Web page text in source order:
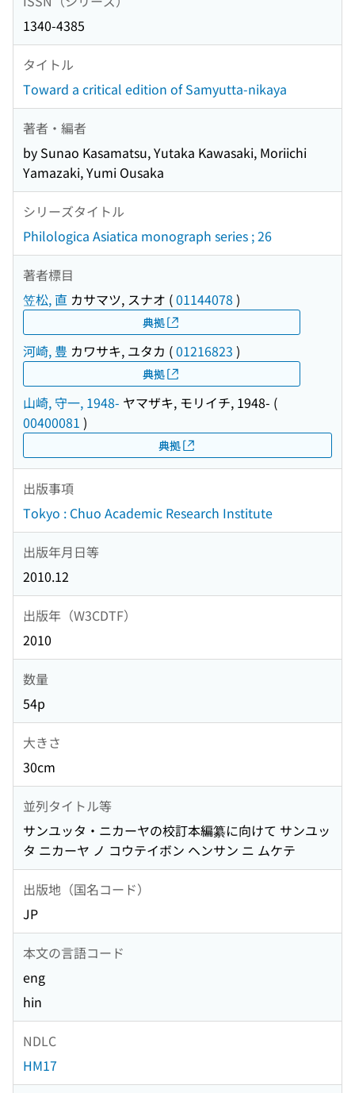
1340-4385
タイトル
Toward a critical edition of Samyutta-nikaya
著者・編者
by Sunao Kasamatsu, Yutaka Kawasaki, Moriichi
Yamazaki, Yumi Ousaka
シリーズタイトル
Philologica Asiatica monograph series ; 26
著者標目
笠松, 直 カサマツ, スナオ (01144078 )
典拠
河崎, 豊 カワサキ, ユタカ (01216823 )
典拠
山崎, 守一, 1948- ヤマザキ, モリイチ, 1948- (
00400081 )
典拠
出版事項
Tokyo : Chuo Academic Research Institute
出版年月日等
2010.12
出版年（W3CDTF）
2010
数量
54p
大きさ
30cm
並列タイトル等
サンユッタ・ニカーヤの校訂本編纂に向けて サンユッ
タ ニカーヤ ノ コウテイボン ヘンサン ニ ムケテ
出版地（国名コード）
JP
本文の言語コード
eng
hin
NDLC
HM17